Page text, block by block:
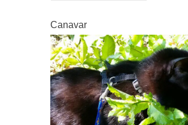
Canavar